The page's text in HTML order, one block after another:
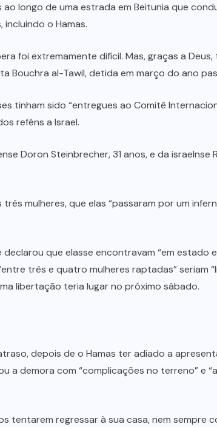
longo de uma estrada em Beitunia que
o Hamas.
foi extremamente difícil. Mas, graças a
Bouchra al-Tawil, detida em março do ano
tinham sido “entregues ao Comitê
reféns a Israel.
Doron Steinbrecher, 31 anos, e da israelnse
mulheres, que elas “passaram por um
que elasse encontravam “em estado
três e quatro mulheres raptadas” seriam
libertação teria lugar no próximo sábado.
depois de o Hamas ter adiado a
a demora com “complicações no terreno” e
regressar à sua casa, nem sempre